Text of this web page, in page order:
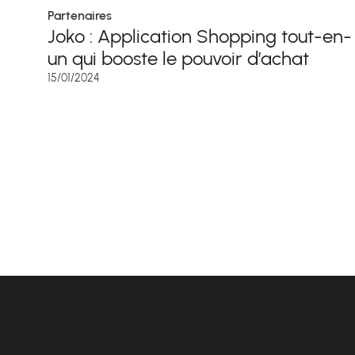
Partenaires
Joko : Application Shopping tout-en-
un qui booste le pouvoir d’achat
15/01/2024